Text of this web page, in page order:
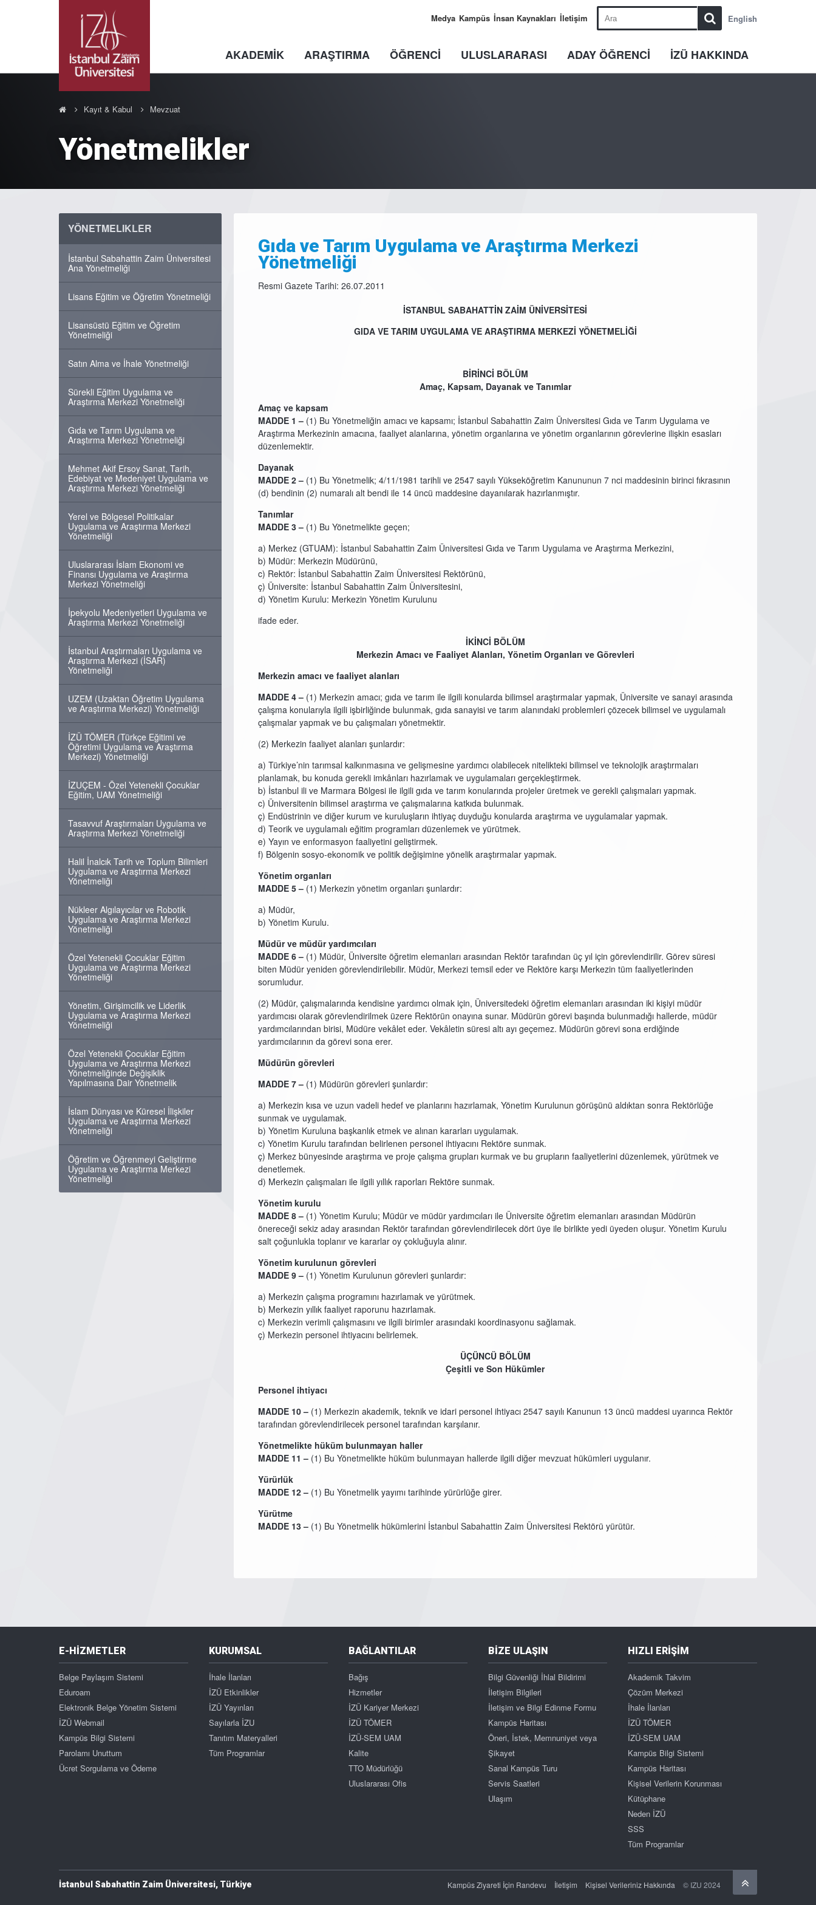
English
Medya Kampüs İnsan Kaynakları İletişim
AKADEMİK ARAŞTIRMA ÖĞRENCİ ULUSLARARASI ADAY ÖĞRENCİ İZÜ HAKKINDA
Kayıt & Kabul Mevzuat
Yönetmelikler
YÖNETMELIKLER
İstanbul Sabahattin Zaim Üniversitesi
Ana Yönetmeliği
Lisans Eğitim ve Öğretim Yönetmeliği
Lisansüstü Eğitim ve Öğretim
Yönetmeliği
Satın Alma ve İhale Yönetmeliği
Sürekli Eğitim Uygulama ve
Araştırma Merkezi Yönetmeliği
Gıda ve Tarım Uygulama ve
Araştırma Merkezi Yönetmeliği
Mehmet Akif Ersoy Sanat, Tarih,
Edebiyat ve Medeniyet Uygulama ve
Araştırma Merkezi Yönetmeliği
Yerel ve Bölgesel Politikalar
Uygulama ve Araştırma Merkezi
Yönetmeliği
Uluslararası İslam Ekonomi ve
Finansı Uygulama ve Araştırma
Merkezi Yönetmeliği
İpekyolu Medeniyetleri Uygulama ve
Araştırma Merkezi Yönetmeliği
İstanbul Araştırmaları Uygulama ve
Araştırma Merkezi (İSAR)
Yönetmeliği
UZEM (Uzaktan Öğretim Uygulama
ve Araştırma Merkezi) Yönetmeliği
İZÜ TÖMER (Türkçe Eğitimi ve
Öğretimi Uygulama ve Araştırma
Merkezi) Yönetmeliği
İZUÇEM - Özel Yetenekli Çocuklar
Eğitim, UAM Yönetmeliği
Tasavvuf Araştırmaları Uygulama ve
Araştırma Merkezi Yönetmeliği
Halil İnalcık Tarih ve Toplum Bilimleri
Uygulama ve Araştırma Merkezi
Yönetmeliği
Nükleer Algılayıcılar ve Robotik
Uygulama ve Araştırma Merkezi
Yönetmeliği
Özel Yetenekli Çocuklar Eğitim
Uygulama ve Araştırma Merkezi
Yönetmeliği
Yönetim, Girişimcilik ve Liderlik
Uygulama ve Araştırma Merkezi
Yönetmeliği
Özel Yetenekli Çocuklar Eğitim
Uygulama ve Araştırma Merkezi
Yönetmeliğinde Değişiklik
Yapılmasına Dair Yönetmelik
İslam Dünyası ve Küresel İlişkiler
Uygulama ve Araştırma Merkezi
Yönetmeliği
Öğretim ve Öğrenmeyi Geliştirme
Uygulama ve Araştırma Merkezi
Yönetmeliği
Gıda ve Tarım Uygulama ve Araştırma Merkezi
Yönetmeliği
Resmi Gazete Tarihi: 26.07.2011
İSTANBUL SABAHATTİN ZAİM ÜNİVERSİTESİ
GIDA VE TARIM UYGULAMA VE ARAŞTIRMA MERKEZİ YÖNETMELİĞİ
BİRİNCİ BÖLÜM
Amaç, Kapsam, Dayanak ve Tanımlar
Amaç ve kapsam
MADDE 1 – (1) Bu Yönetmeliğin amacı ve kapsamı; İstanbul Sabahattin Zaim Üniversitesi Gıda ve Tarım Uygulama ve
Araştırma Merkezinin amacına, faaliyet alanlarına, yönetim organlarına ve yönetim organlarının görevlerine ilişkin esasları
düzenlemektir.
Dayanak
MADDE 2 –(1) Bu Yönetmelik; 4/11/1981 tarihli ve 2547 sayılı Yükseköğretim Kanununun 7 nci maddesinin birinci fıkrasının
(d) bendinin (2) numaralı alt bendi ile 14 üncü maddesine dayanılarak hazırlanmıştır.
Tanımlar
MADDE 3 –(1) Bu Yönetmelikte geçen;
a) Merkez (GTUAM): İstanbul Sabahattin Zaim Üniversitesi Gıda ve Tarım Uygulama ve Araştırma Merkezini,
b) Müdür: Merkezin Müdürünü,
c) Rektör: İstanbul Sabahattin Zaim Üniversitesi Rektörünü,
ç) Üniversite: İstanbul Sabahattin Zaim Üniversitesini,
d) Yönetim Kurulu: Merkezin Yönetim Kurulunu
ifade eder.
İKİNCİ BÖLÜM
Merkezin Amacı ve Faaliyet Alanları, Yönetim Organları ve Görevleri
Merkezin amacı ve faaliyet alanları
MADDE 4 –(1) Merkezin amacı; gıda ve tarım ile ilgili konularda bilimsel araştırmalar yapmak, Üniversite ve sanayi arasında
çalışma konularıyla ilgili işbirliğinde bulunmak, gıda sanayisi ve tarım alanındaki problemleri çözecek bilimsel ve uygulamalı
çalışmalar yapmak ve bu çalışmaları yönetmektir.
(2) Merkezin faaliyet alanları şunlardır:
a) Türkiye’nin tarımsal kalkınmasına ve gelişmesine yardımcı olabilecek nitelikteki bilimsel ve teknolojik araştırmaları
planlamak, bu konuda gerekli imkânları hazırlamak ve uygulamaları gerçekleştirmek.
b) İstanbul ili ve Marmara Bölgesi ile ilgili gıda ve tarım konularında projeler üretmek ve gerekli çalışmaları yapmak.
c) Üniversitenin bilimsel araştırma ve çalışmalarına katkıda bulunmak.
ç) Endüstrinin ve diğer kurum ve kuruluşların ihtiyaç duyduğu konularda araştırma ve uygulamalar yapmak.
d) Teorik ve uygulamalı eğitim programları düzenlemek ve yürütmek.
e) Yayın ve enformasyon faaliyetini geliştirmek.
f) Bölgenin sosyo-ekonomik ve politik değişimine yönelik araştırmalar yapmak.
Yönetim organları
MADDE 5 –(1) Merkezin yönetim organları şunlardır:
a) Müdür,
b) Yönetim Kurulu.
Müdür ve müdür yardımcıları
MADDE 6 –(1) Müdür, Üniversite öğretim elemanları arasından Rektör tarafından üç yıl için görevlendirilir. Görev süresi
biten Müdür yeniden görevlendirilebilir. Müdür, Merkezi temsil eder ve Rektöre karşı Merkezin tüm faaliyetlerinden
sorumludur.
(2) Müdür, çalışmalarında kendisine yardımcı olmak için, Üniversitedeki öğretim elemanları arasından iki kişiyi müdür
yardımcısı olarak görevlendirilmek üzere Rektörün onayına sunar. Müdürün görevi başında bulunmadığı hallerde, müdür
yardımcılarından birisi, Müdüre vekâlet eder. Vekâletin süresi altı ayı geçemez. Müdürün görevi sona erdiğinde
yardımcılarının da görevi sona erer.
Müdürün görevleri
MADDE 7 – (1) Müdürün görevleri şunlardır:
a) Merkezin kısa ve uzun vadeli hedef ve planlarını hazırlamak, Yönetim Kurulunun görüşünü aldıktan sonra Rektörlüğe
sunmak ve uygulamak.
b) Yönetim Kuruluna başkanlık etmek ve alınan kararları uygulamak.
c) Yönetim Kurulu tarafından belirlenen personel ihtiyacını Rektöre sunmak.
ç) Merkez bünyesinde araştırma ve proje çalışma grupları kurmak ve bu grupların faaliyetlerini düzenlemek, yürütmek ve
denetlemek.
d) Merkezin çalışmaları ile ilgili yıllık raporları Rektöre sunmak.
Yönetim kurulu
MADDE 8 –(1) Yönetim Kurulu; Müdür ve müdür yardımcıları ile Üniversite öğretim elemanları arasından Müdürün
önereceği sekiz aday arasından Rektör tarafından görevlendirilecek dört üye ile birlikte yedi üyeden oluşur. Yönetim Kurulu
salt çoğunlukla toplanır ve kararlar oy çokluğuyla alınır.
Yönetim kurulunun görevleri
MADDE 9 –(1) Yönetim Kurulunun görevleri şunlardır:
a) Merkezin çalışma programını hazırlamak ve yürütmek.
b) Merkezin yıllık faaliyet raporunu hazırlamak.
c) Merkezin verimli çalışmasını ve ilgili birimler arasındaki koordinasyonu sağlamak.
ç) Merkezin personel ihtiyacını belirlemek.
ÜÇÜNCÜ BÖLÜM
Çeşitli ve Son Hükümler
Personel ihtiyacı
MADDE 10 –(1) Merkezin akademik, teknik ve idari personel ihtiyacı 2547 sayılı Kanunun 13 üncü maddesi uyarınca Rektör
tarafından görevlendirilecek personel tarafından karşılanır.
Yönetmelikte hüküm bulunmayan haller
MADDE 11 –(1) Bu Yönetmelikte hüküm bulunmayan hallerde ilgili diğer mevzuat hükümleri uygulanır.
Yürürlük
MADDE 12 –(1) Bu Yönetmelik yayımı tarihinde yürürlüğe girer.
Yürütme
MADDE 13 – (1) Bu Yönetmelik hükümlerini İstanbul Sabahattin Zaim Üniversitesi Rektörü yürütür.
E-HİZMETLER
Belge Paylaşım Sistemi
Eduroam
Elektronik Belge Yönetim Sistemi
İZÜ Webmail
Kampüs Bilgi Sistemi
Parolamı Unuttum
Ücret Sorgulama ve Ödeme
KURUMSAL
İhale İlanları
İZÜ Etkinlikler
İZÜ Yayınları
Sayılarla İZU
Tanıtım Materyalleri
Tüm Programlar
BAĞLANTILAR
Bağış
Hizmetler
İZÜ Kariyer Merkezi
İZÜ TÖMER
İZÜ-SEM UAM
Kalite
TTO Müdürlüğü
Uluslararası Ofis
BİZE ULAŞIN
Bilgi Güvenliği İhlal Bildirimi
İletişim Bilgileri
İletişim ve Bilgi Edinme Formu
Kampüs Haritası
Öneri, İstek, Memnuniyet veya
Şikayet
Sanal Kampüs Turu
Servis Saatleri
Ulaşım
HIZLI ERİŞİM
Akademik Takvim
Çözüm Merkezi
İhale İlanları
İZÜ TÖMER
İZÜ-SEM UAM
Kampüs Bilgi Sistemi
Kampüs Haritası
Kişisel Verilerin Korunması
Kütüphane
Neden İZÜ
SSS
Tüm Programlar
İstanbul Sabahattin Zaim Üniversitesi, Türkiye Kampüs Ziyareti İçin Randevu İletişim Kişisel Verileriniz Hakkında © IZU 2024 Başa Dön